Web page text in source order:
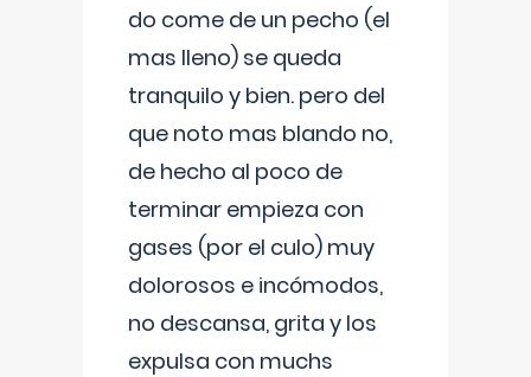
do come de un pecho (el
mas lleno) se queda
tranquilo y bien. pero del
que noto mas blando no,
de hecho al poco de
terminar empieza con
gases (por el culo) muy
dolorosos e incómodos,
no descansa, grita y los
expulsa con muchs